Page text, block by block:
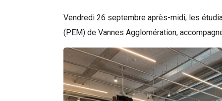
Vendredi 26 septembre après-midi, les
(PEM) de Vannes Agglomération,